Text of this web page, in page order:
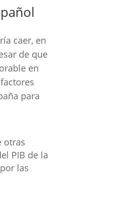
caer, en
de que
en
para
otras
PIB de la
las